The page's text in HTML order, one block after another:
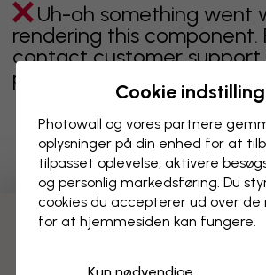
Uh-oh something went
rendering this component.
contact customer
problem persists.
Viser side 1 af 18
Opdag flere kategorier
Cookie
Photowall og vores partnere
oplysninger på din enhed for at
tilpasset oplevelse, aktivere
og personlig markedsføring. Du
cookies du accepterer ud over de
for at hjemmesiden kan fungere.